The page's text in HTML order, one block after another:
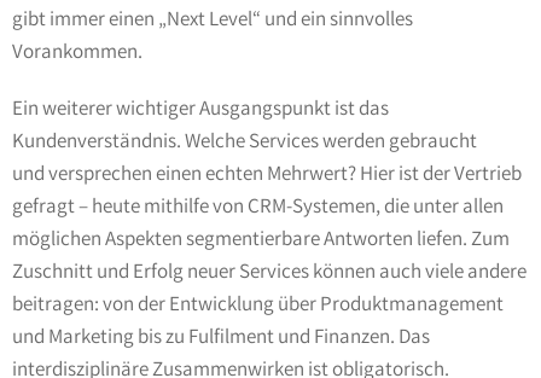
gibt immer einen „Next Level“ und ein sinnvolles
Vorankommen.
Ein weiterer wichtiger Ausgangspunkt ist das
Kundenverständnis. Welche Services werden gebraucht
und versprechen einen echten Mehrwert? Hier ist der Vertrieb
gefragt – heute mithilfe von CRM-Systemen, die unter allen
möglichen Aspekten segmentierbare Antworten liefen. Zum
Zuschnitt und Erfolg neuer Services können auch viele andere
beitragen: von der Entwicklung über Produktmanagement
und Marketing bis zu Fulfilment und Finanzen. Das
interdisziplinäre Zusammenwirken ist obligatorisch.